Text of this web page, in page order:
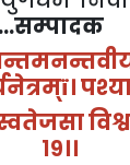
...सम्पादक
ï।
१९।।